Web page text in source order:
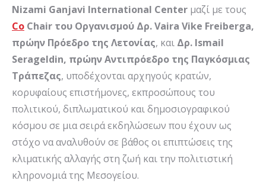
Nizami Ganjavi International Center μαζί με τους
Co Chair του Οργανισμού Δρ.Vaira Vike Freiberga,
πρώην Πρόεδρο της Λετονίας, και Δρ. Ismail
Serageldin, πρώην Αντιπρόεδρο της Παγκόσμιας
Τράπεζας, υποδέχονται αρχηγούς κρατών,
κορυφαίους επιστήμονες, εκπροσώπους του
πολιτικού, διπλωματικού και δημοσιογραφικού
κόσμου σε μια σειρά εκδηλώσεων που έχουν ως
στόχο να αναλυθούν σε βάθος οι επιπτώσεις της
κλιματικής αλλαγής στη ζωή και την πολιτιστική
κληρονομιά της Μεσογείου.